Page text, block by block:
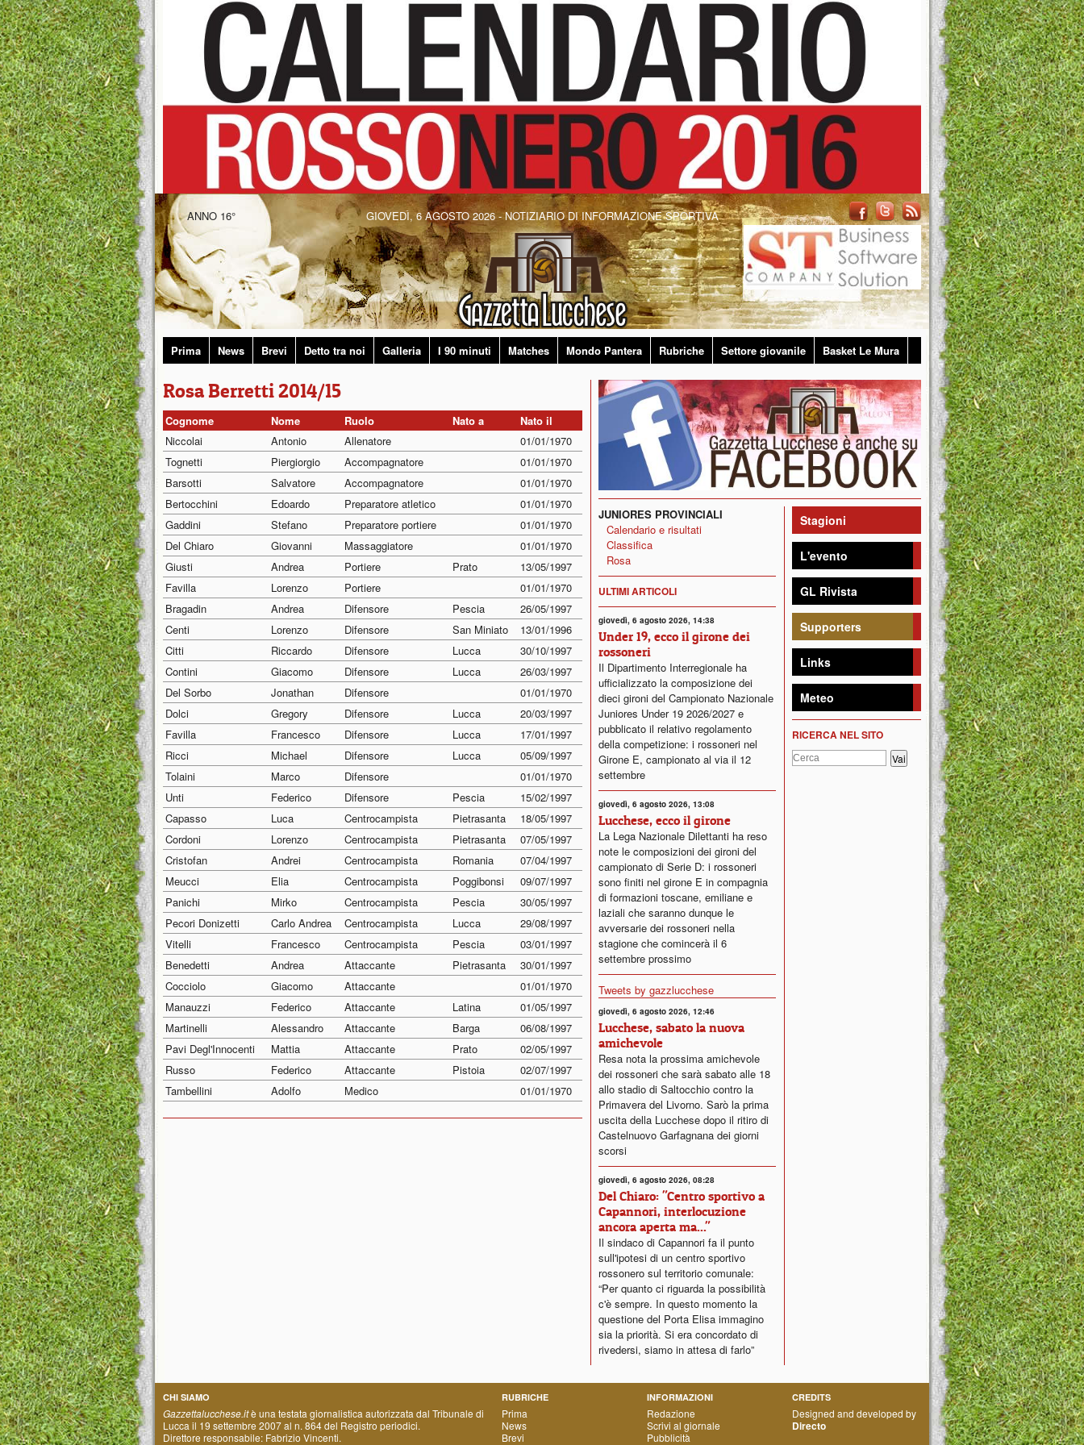
ANNO 16° GIOVEDÌ, 6 AGOSTO 2026 - NOTIZIARIO DI INFORMAZIONE SPORTIVA
Prima News Brevi Detto tra noi Galleria I 90 minuti Matches Mondo Pantera Rubriche Settore giovanile Basket Le Mura
Rosa Berretti 2014/15
Cognome Nome Ruolo Nato a
Nato il
Niccolai
Antonio Allenatore
01/01/1970
Tognetti
Piergiorgio Accompagnatore
01/01/1970
Barsotti
Salvatore Accompagnatore
01/01/1970
Bertocchini
Edoardo Preparatore atletico
01/01/1970
Gaddini
Stefano Preparatore portiere
01/01/1970
Del Chiaro
Giovanni Massaggiatore
01/01/1970
Giusti
Andrea Portiere Prato
13/05/1997
Favilla
Lorenzo Portiere
01/01/1970
Bragadin
Andrea Difensore Pescia
26/05/1997
Centi
Lorenzo Difensore San Miniato
13/01/1996
Citti
Riccardo Difensore Lucca
30/10/1997
Contini
Giacomo Difensore Lucca
26/03/1997
Del Sorbo
Jonathan Difensore
01/01/1970
Dolci
Gregory Difensore Lucca
20/03/1997
Favilla
Francesco Difensore Lucca
17/01/1997
Ricci
Michael Difensore Lucca
05/09/1997
Tolaini
Marco Difensore
01/01/1970
Unti
Federico Difensore Pescia
15/02/1997
Capasso
Luca Centrocampista Pietrasanta
18/05/1997
Cordoni
Lorenzo Centrocampista Pietrasanta
07/05/1997
Cristofan
Andrei Centrocampista Romania
07/04/1997
Meucci
Elia Centrocampista Poggibonsi
09/07/1997
Panichi
Mirko Centrocampista Pescia
30/05/1997
Pecori Donizetti
Carlo Andrea Centrocampista Lucca
29/08/1997
Vitelli
Francesco Centrocampista Pescia
03/01/1997
Benedetti
Andrea Attaccante Pietrasanta
30/01/1997
Cocciolo
Giacomo Attaccante
01/01/1970
Manauzzi
Federico Attaccante Latina
01/05/1997
Martinelli
Alessandro Attaccante Barga
06/08/1997
Pavi Degl'Innocenti
Mattia Attaccante Prato
02/05/1997
Russo
Federico Attaccante Pistoia
02/07/1997
Tambellini
Adolfo Medico 01/01/1970
JUNIORES PROVINCIALI
Calendario e risultati
Classifica
Rosa
ULTIMI ARTICOLI
giovedì, 6 agosto 2026, 14:38
Under 19, ecco il girone dei
rossoneri
Il Dipartimento Interregionale ha
ufficializzato la composizione dei
dieci gironi del Campionato Nazionale
Juniores Under 19 2026/2027 e
pubblicato il relativo regolamento
della competizione: i rossoneri nel
Girone E, campionato al via il 12
settembre
giovedì, 6 agosto 2026, 13:08
Lucchese, ecco il girone
La Lega Nazionale Dilettanti ha reso
note le composizioni dei gironi del
campionato di Serie D: i rossoneri
sono finiti nel girone E in compagnia
di formazioni toscane, emiliane e
laziali che saranno dunque le
avversarie dei rossoneri nella
stagione che comincerà il 6
settembre prossimo
Tweets by gazzlucchese
giovedì, 6 agosto 2026, 12:46
Lucchese, sabato la nuova
amichevole
Resa nota la prossima amichevole
dei rossoneri che sarà sabato alle 18
allo stadio di Saltocchio contro la
Primavera del Livorno. Sarò la prima
uscita della Lucchese dopo il ritiro di
Castelnuovo Garfagnana dei giorni
scorsi
giovedì, 6 agosto 2026, 08:28
Del Chiaro: "Centro sportivo a
Capannori, interlocuzione
ancora aperta ma..."
Il sindaco di Capannori fa il punto
sull'ipotesi di un centro sportivo
rossonero sul territorio comunale:
“Per quanto ci riguarda la possibilità
c'è sempre. In questo momento la
questione del Porta Elisa immagino
sia la priorità. Si era concordato di
rivedersi, siamo in attesa di farlo”
Stagioni
L'evento
GL Rivista
Supporters
Links
Meteo
RICERCA NEL SITO
CHI SIAMO
Gazzettalucchese.itè una testata giornalistica autorizzata dal Tribunale di
Lucca il 19 settembre 2007 al n. 864 del Registro periodici.
Direttore responsabile: Fabrizio Vincenti.
RUBRICHE
Prima
News
Brevi
INFORMAZIONI
Redazione
Scrivi al giornale
Pubblicità
CREDITS
Designed and developed by
Directo